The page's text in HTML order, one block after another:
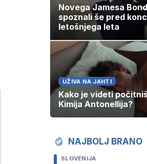
Novega Jamesa
spoznali še pred
letošnjega leta
UŽIVA NA JAHTI
Kako je videti
Kimija Antonellija?
NAJBOLJ BRANO
SLOVENIJA